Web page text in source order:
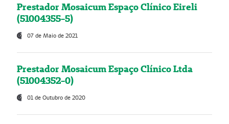
Prestador Mosaicum Espaço Clínico Eireli
(51004355-5)
07 de Maio de 2021
Prestador Mosaicum Espaço Clínico Ltda
(51004352-0)
01 de Outubro de 2020